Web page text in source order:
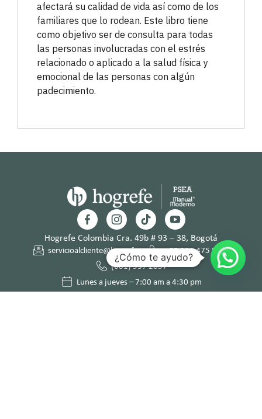
afectará su calidad de vida así como de los
familiares que lo rodean. Este libro tiene
como objetivo ser de consulta para todas
las personas involucradas con el estrés
relacionado o aplicado a la salud física y
emocional de las personas con algún
padecimiento.
Hogrefe Colombia Cra. 49b # 93 – 38, Bogotá
servicioalcliente@hogrefe.co
+57 321 475 8010
(601) 937 2057
Lunes a jueves – 7:00 am a 4:30 pm
¿Cómo te ayudo?